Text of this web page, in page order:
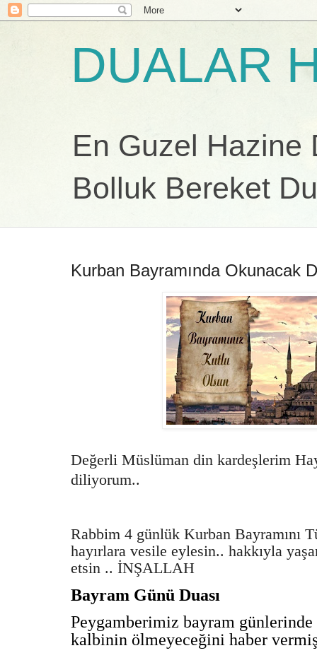
DUALAR
En Guzel Hazine
Bolluk Bereket
Kurban Bayramında Okunacak
Değerli Müslüman din kardeşlerim
diliyorum..
Rabbim 4 günlük Kurban Bayramını
hayırlara vesile eylesin.. hakkıyla
etsin .. İNŞALLAH
Bayram Günü Duası
Peygamberimiz bayram günlerinde
kalbinin ölmeyeceğini haber